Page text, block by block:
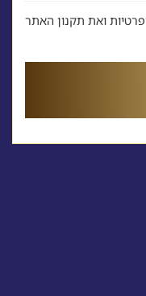
ואת תקנון האתר